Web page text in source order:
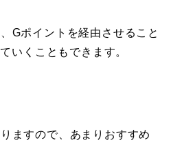
Gポイントを経由させること
いくこともできます。
ますので、あまりおすすめ